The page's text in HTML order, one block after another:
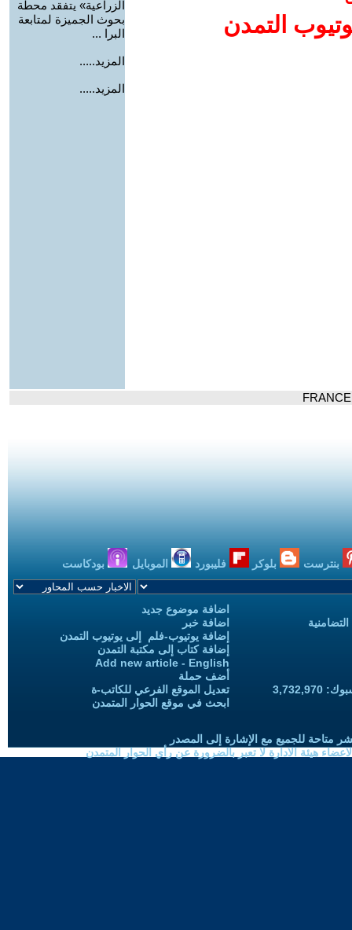
التمدن
الزراعية» يتفقد محطة
بحوث الجميزة لمتابعة
البرا ...
المزيد.....
المزيد.....
بنترست بلوكر فليبورد الموبايل بودكاست
اضافة موضوع جديد
اضافة خبر
إضافة يوتيوب-فلم إلى يوتيوب التمدن
إضافة كتاب إلى مكتبة التمدن
Add new article - English
أضف حملة
تعديل الموقع الفرعي للكاتب-ة
ابحث في موقع الحوار المتمدن
متاحة للجميع مع الإشارة إلى المصدر
هيئة الادارة لا تعبر بالضرورة عن رأي الحوار المتمدن